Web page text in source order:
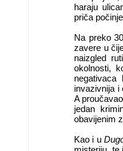
haraju
priča
Na preko
zavere u
naizgled
okolnosti,
invazivnija i
A
jedan
obavijenim
Kao i u